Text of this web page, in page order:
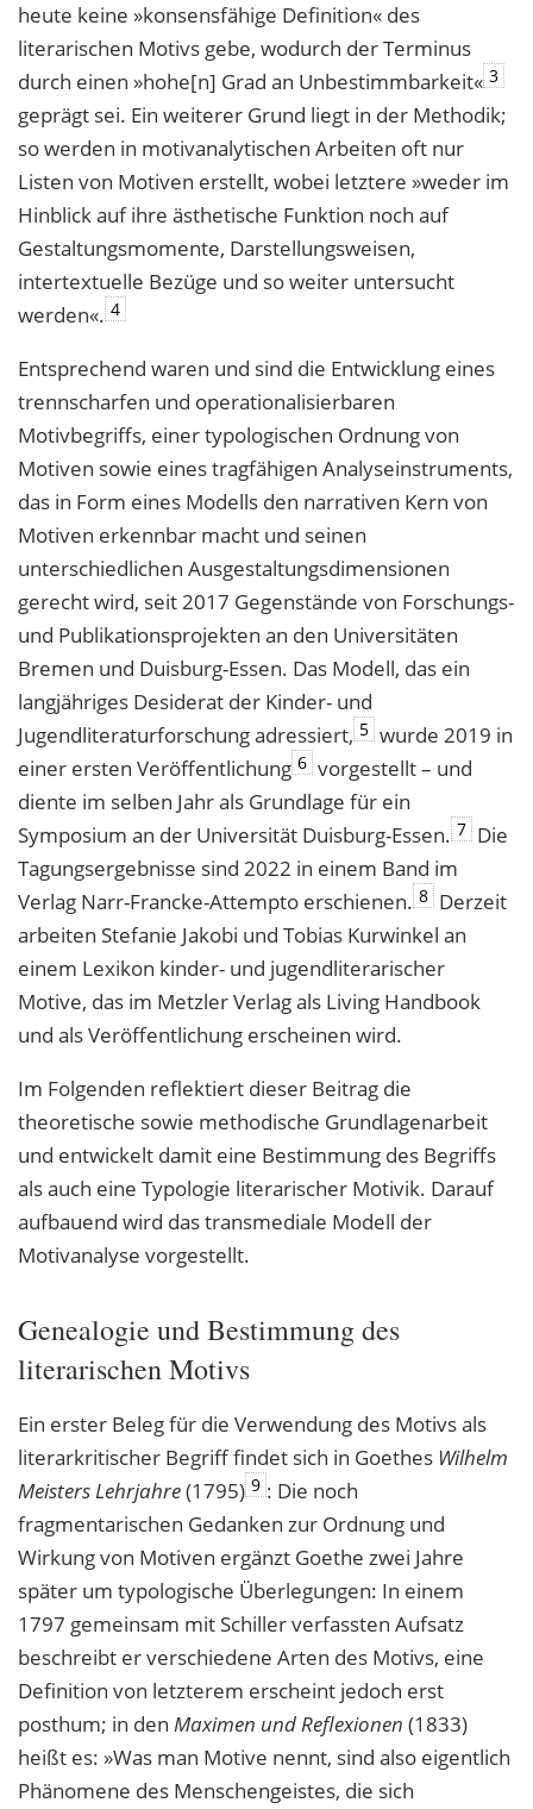
heute keine »konsensfähige Definition« des
literarischen Motivs gebe, wodurch der Terminus
durch einen »hohe[n] Grad an Unbestimmbarkeit« 3
geprägt sei. Ein weiterer Grund liegt in der Methodik;
so werden in motivanalytischen Arbeiten oft nur
Listen von Motiven erstellt, wobei letztere »weder im
Hinblick auf ihre ästhetische Funktion noch auf
Gestaltungsmomente, Darstellungsweisen,
intertextuelle Bezüge und so weiter untersucht
werden«. 4
Entsprechend waren und sind die Entwicklung eines
trennscharfen und operationalisierbaren
Motivbegriffs, einer typologischen Ordnung von
Motiven sowie eines tragfähigen Analyseinstruments,
das in Form eines Modells den narrativen Kern von
Motiven erkennbar macht und seinen
unterschiedlichen Ausgestaltungsdimensionen
gerecht wird, seit 2017 Gegenstände von Forschungs-
und Publikationsprojekten an den Universitäten
Bremen und Duisburg-Essen. Das Modell, das ein
langjähriges Desiderat der Kinder- und
Jugendliteraturforschung adressiert, 5 wurde 2019 in
einer ersten Veröffentlichung 6 vorgestellt – und
diente im selben Jahr als Grundlage für ein
Symposium an der Universität Duisburg-Essen. 7 Die
Tagungsergebnisse sind 2022 in einem Band im
Verlag Narr-Francke-Attempto erschienen. 8 Derzeit
arbeiten Stefanie Jakobi und Tobias Kurwinkel an
einem Lexikon kinder- und jugendliterarischer
Motive, das im Metzler Verlag als Living Handbook
und als Veröffentlichung erscheinen wird.
Im Folgenden reflektiert dieser Beitrag die
theoretische sowie methodische Grundlagenarbeit
und entwickelt damit eine Bestimmung des Begriffs
als auch eine Typologie literarischer Motivik. Darauf
aufbauend wird das transmediale Modell der
Motivanalyse vorgestellt.
Genealogie und Bestimmung des
literarischen Motivs
Ein erster Beleg für die Verwendung des Motivs als
literarkritischer Begriff findet sich in Goethes Wilhelm
Meisters Lehrjahre(1795) 9 : Die noch
fragmentarischen Gedanken zur Ordnung und
Wirkung von Motiven ergänzt Goethe zwei Jahre
später um typologische Überlegungen: In einem
1797 gemeinsam mit Schiller verfassten Aufsatz
beschreibt er verschiedene Arten des Motivs, eine
Definition von letzterem erscheint jedoch erst
posthum; in den Maximen und Reflexionen (1833)
heißt es: »Was man Motive nennt, sind also eigentlich
Phänomene des Menschengeistes, die sich